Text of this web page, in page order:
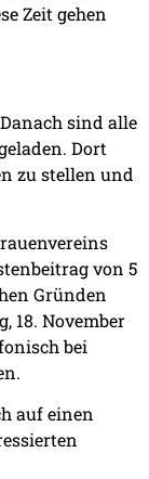
Zeit gehen
sind alle
Dort
zu stellen und
von 5
Gründen
18. November
bei
auf einen